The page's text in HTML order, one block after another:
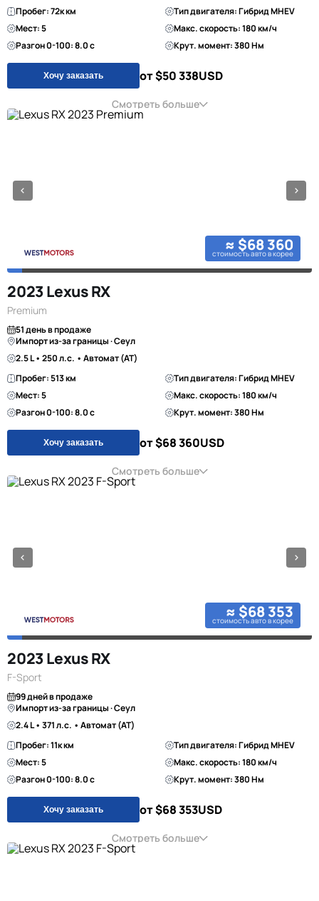
Пробег: 72к км
Тип двигателя: Гибрид MHEV
Мест: 5
Макс. скорость: 180 км/ч
Разгон 0-100: 8.0 с
Крут. момент: 380 Нм
Хочу заказать от $50 338USD
Смотреть больше
≈ $68 360
стоимость авто в корее
2023 Lexus RX
Premium
51 день в продаже
Импорт из-за границы · Сеул
2.5 L • 250 л.с. • Автомат (AT)
Пробег: 513 км
Тип двигателя: Гибрид MHEV
Мест: 5
Макс. скорость: 180 км/ч
Разгон 0-100: 8.0 с
Крут. момент: 380 Нм
Хочу заказать от $68 360USD
Смотреть больше
≈ $68 353
стоимость авто в корее
2023 Lexus RX
F-Sport
99 дней в продаже
Импорт из-за границы · Сеул
2.4 L • 371 л.с. • Автомат (AT)
Пробег: 11к км
Тип двигателя: Гибрид MHEV
Мест: 5
Макс. скорость: 180 км/ч
Разгон 0-100: 8.0 с
Крут. момент: 380 Нм
Хочу заказать от $68 353USD
Смотреть больше